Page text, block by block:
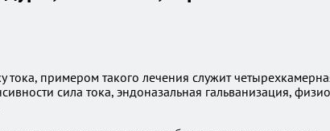
примером такого лечения служит
сила тока, эндоназальная гальванизация,